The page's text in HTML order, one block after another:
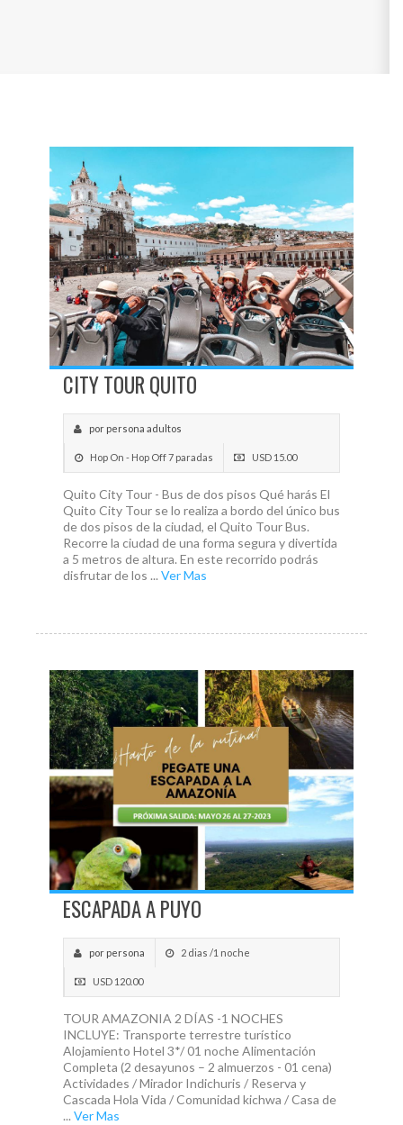
CITY TOUR QUITO
por persona adultos
Hop On - Hop Off 7 paradas USD 15.00
Quito City Tour - Bus de dos pisos Qué harás El
Quito City Tour se lo realiza a bordo del único bus
de dos pisos de la ciudad, el Quito Tour Bus.
Recorre la ciudad de una forma segura y divertida
a 5 metros de altura. En este recorrido podrás
disfrutar de los ... Ver Mas
ESCAPADA A PUYO
por persona 2 dias /1 noche
USD 120.00
TOUR AMAZONIA 2 DÍAS -1 NOCHES
INCLUYE: Transporte terrestre turístico
Alojamiento Hotel 3*/ 01 noche Alimentación
Completa (2 desayunos – 2 almuerzos - 01 cena)
Actividades / Mirador Indichuris / Reserva y
Cascada Hola Vida / Comunidad kichwa / Casa de
... Ver Mas